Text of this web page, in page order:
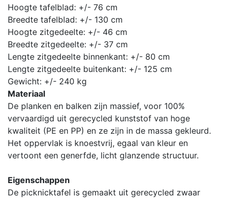
Hoogte tafelblad: +/- 76 cm
Breedte tafelblad: +/- 130 cm
Hoogte zitgedeelte: +/- 46 cm
Breedte zitgedeelte: +/- 37 cm
Lengte zitgedeelte binnenkant: +/- 80 cm
Lengte zitgedeelte buitenkant: +/- 125 cm
Gewicht: +/- 240 kg
Materiaal
De planken en balken zijn massief, voor 100%
vervaardigd uit gerecycled kunststof van hoge
kwaliteit (PE en PP) en ze zijn in de massa gekleurd.
Het oppervlak is knoestvrij, egaal van kleur en
vertoont een generfde, licht glanzende structuur.
Eigenschappen
De picknicktafel is gemaakt uit gerecycled zwaar